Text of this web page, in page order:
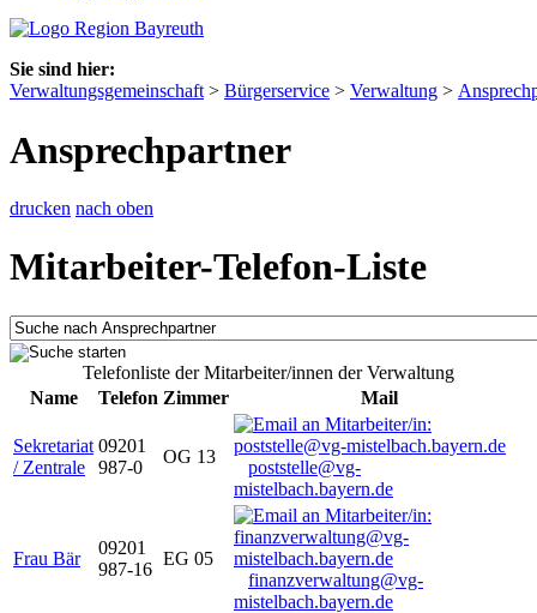
Sie sind hier:
Verwaltungsgemeinschaft > Bürgerservice > Verwaltung >
Ansprechpartner
drucken nach oben
Mitarbeiter-Telefon-Liste
Telefonliste der Mitarbeiter/innen der Verwaltung
Name
Telefon Zimmer Mail
Sekretariat
/ Zentrale
09201
987-0
OG 13
poststelle@vg-
mistelbach.bayern.de
Frau Bär
09201
987-16
EG 05
finanzverwaltung@vg-
mistelbach.bayern.de